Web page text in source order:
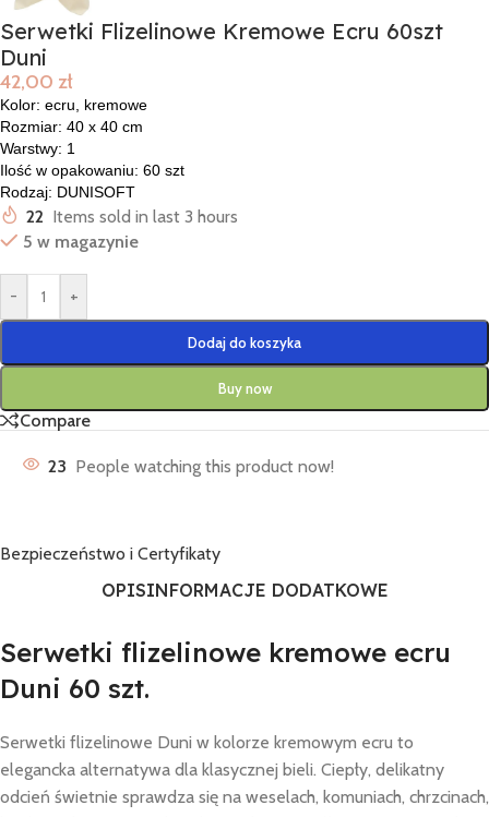
Serwetki Flizelinowe Kremowe Ecru 60szt
Duni
42,00 zł
Kolor: ecru, kremowe
Rozmiar: 40 x 40 cm
Warstwy: 1
Ilość w opakowaniu: 60 szt
Rodzaj: DUNISOFT
22 Items sold in last 3 hours
5 w magazynie
- +
Dodaj do koszyka
Buy now
Compare
23 People watching this product now!
Bezpieczeństwo i Certyfikaty
OPISINFORMACJE DODATKOWE
Serwetki flizelinowe kremowe ecru
Duni 60 szt.
Serwetki flizelinowe Duni w kolorze kremowym ecru to
elegancka alternatywa dla klasycznej bieli. Ciepły, delikatny
odcień świetnie sprawdza się na weselach, komuniach, chrzcinach,